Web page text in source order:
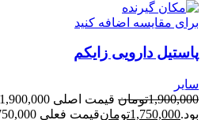
برای مقایسه اضافه کنید
پاستیل دارویی زایکم
سایر
1,900,000تومان
بود.1,750,000تومانقیمت فعلی 1,750,000تومان است.